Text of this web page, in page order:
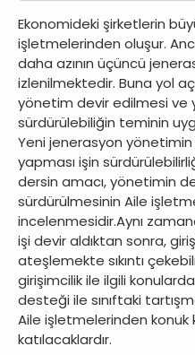
Ekonomideki şirketlerin
işletmelerinden oluşur.
daha azının üçüncü
izlenilmektedir. Buna yol
yönetim devir edilmesi ve
sürdürülebiliğin teminin
Yeni jenerasyon yönetimin
yapması işin
dersin amacı, yönetimin
sürdürülmesinin Aile
incelenmesidir.Aynı
işi devir aldıktan sonra,
ateşlemekte sıkıntı
girişimcilik ile ilgili
desteği ile sınıftaki
Aile işletmelerinden konuk
katılacaklardır.